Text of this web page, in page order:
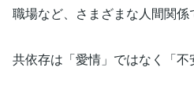
職場など、さまざまな人間関係
共依存は「愛情」ではなく「不